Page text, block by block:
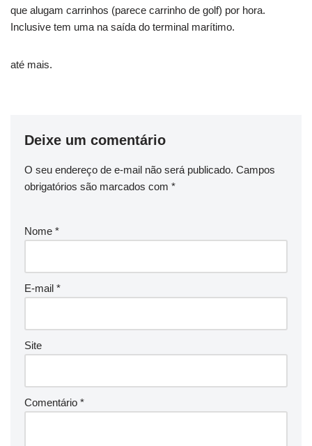
que alugam carrinhos (parece carrinho de golf) por hora.
Inclusive tem uma na saída do terminal marítimo.
até mais.
Deixe um comentário
O seu endereço de e-mail não será publicado. Campos
obrigatórios são marcados com *
Nome *
E-mail *
Site
Comentário *